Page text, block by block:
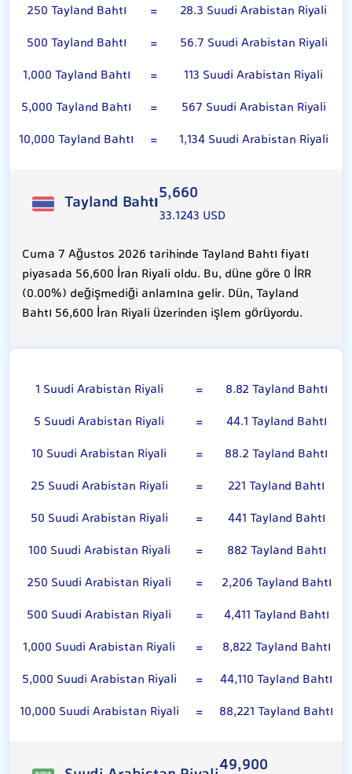
250 Tayland Bahtı
=
28.3 Suudi Arabistan Riyali
500 Tayland Bahtı
=
56.7 Suudi Arabistan Riyali
1,000 Tayland Bahtı
=
113 Suudi Arabistan Riyali
5,000 Tayland Bahtı
=
567 Suudi Arabistan Riyali
10,000 Tayland Bahtı
= 1,134 Suudi Arabistan Riyali
Tayland Bahtı5,660
33.1243 USD
Cuma 7 Ağustos 2026 tarihinde Tayland Bahtı fiyatı
piyasada 56,600 İran Riyali oldu. Bu, düne göre 0 İRR
(0.00%) değişmediği anlamına gelir. Dün, Tayland
Bahtı 56,600 İran Riyali üzerinden işlem görüyordu.
1 Suudi Arabistan Riyali =
8.82 Tayland Bahtı
5 Suudi Arabistan Riyali
=
44.1 Tayland Bahtı
10 Suudi Arabistan Riyali
=
88.2 Tayland Bahtı
25 Suudi Arabistan Riyali
=
221 Tayland Bahtı
50 Suudi Arabistan Riyali
=
441 Tayland Bahtı
100 Suudi Arabistan Riyali
=
882 Tayland Bahtı
250 Suudi Arabistan Riyali
=
2,206 Tayland Bahtı
500 Suudi Arabistan Riyali
=
4,411 Tayland Bahtı
1,000 Suudi Arabistan Riyali
=
8,822 Tayland Bahtı
5,000 Suudi Arabistan Riyali
=
44,110 Tayland Bahtı
10,000 Suudi Arabistan Riyali
= 88,221 Tayland Bahtı
49,900